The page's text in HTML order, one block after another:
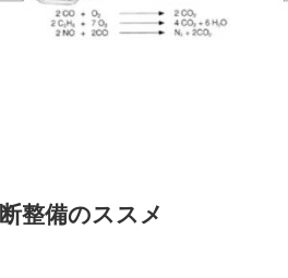
整備のススメ